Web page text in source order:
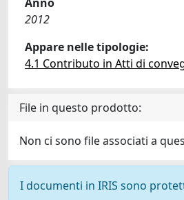
2012
Appare nelle tipologie:
4.1 Contributo in Atti di
File in questo prodotto:
Non ci sono file associati a
I documenti in IRIS sono